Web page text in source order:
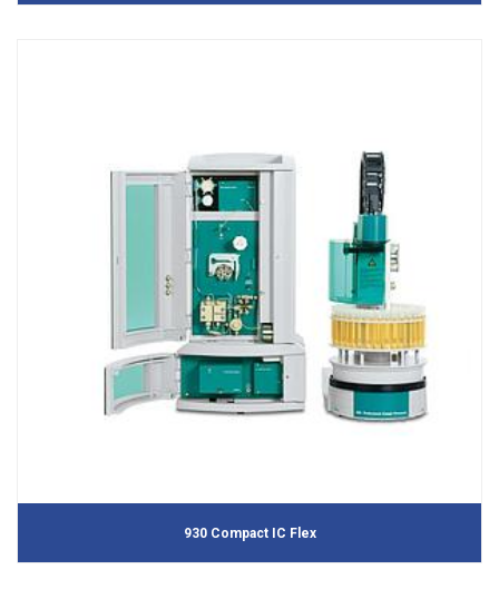
930 Compact IC Flex